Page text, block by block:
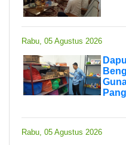
Rabu, 05 Agustus 2026
Rabu, 05 Agustus 2026